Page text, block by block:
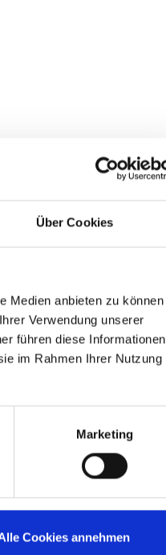
Über Cookies
Medien anbieten zu können
Verwendung unserer
führen diese Informationen
im Rahmen Ihrer Nutzung
Marketing
Cookies annehmen